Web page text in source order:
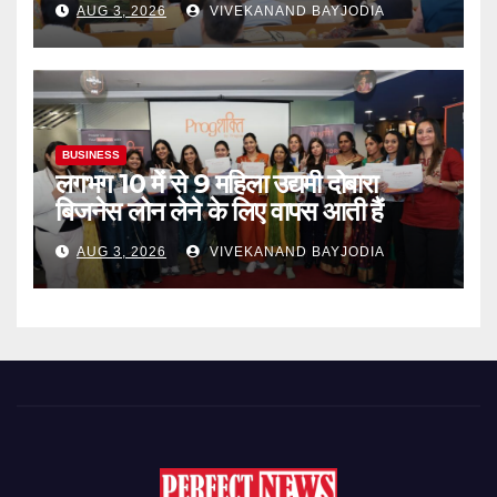
AUG 3, 2026 VIVEKANAND BAYJODIA
BUSINESS
लगभग 10 में से 9 महिला उद्यमी दोबारा
बिजनेस लोन लेने के लिए वापस आती हैं
AUG 3, 2026 VIVEKANAND BAYJODIA